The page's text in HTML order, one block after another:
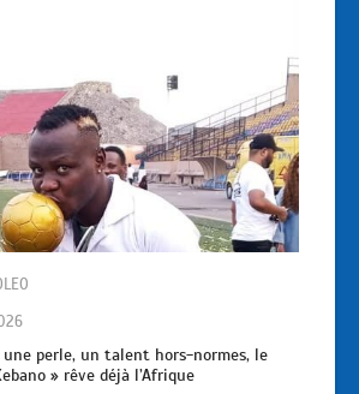
une perle, un talent hors-normes, le
» rêve déjà l’Afrique